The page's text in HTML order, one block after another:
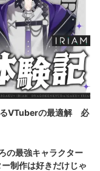
るVTuberの最適解 必
の最強キャラクター
制作は好きだけじゃ